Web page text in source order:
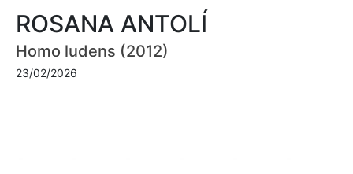
ROSANA ANTOLÍ
Homo ludens (2012)
23/02/2026